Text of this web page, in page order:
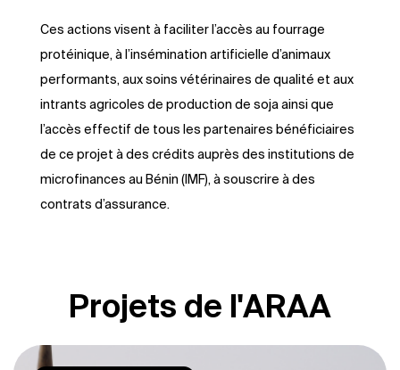
Ces actions visent à faciliter l’accès au fourrage
protéinique, à l’insémination artificielle d’animaux
performants, aux soins vétérinaires de qualité et aux
intrants agricoles de production de soja ainsi que
l’accès effectif de tous les partenaires bénéficiaires
de ce projet à des crédits auprès des institutions de
microfinances au Bénin (IMF), à souscrire à des
contrats d’assurance.
Projets de l'ARAA